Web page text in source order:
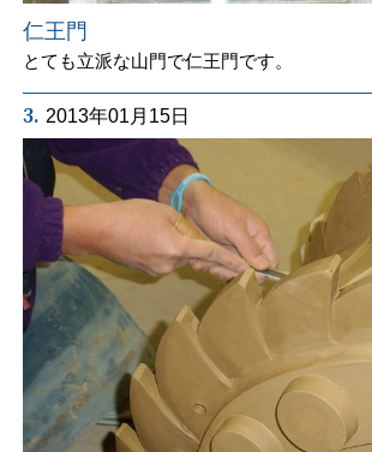
仁王門
とても立派な山門で仁王門です。
3. 2013年01月15日